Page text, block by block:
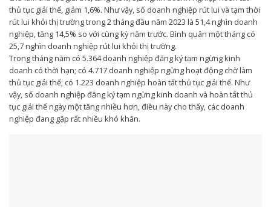
thủ tục giải thể, giảm 1,6%. Như vậy, số doanh nghiệp rút lui và tạm thời
rút lui khỏi thị trường trong 2 tháng đầu năm 2023 là 51,4 nghìn doanh
nghiệp, tăng 14,5% so với cùng kỳ năm trước. Bình quân một tháng có
25,7 nghìn doanh nghiệp rút lui khỏi thị trường.
Trong tháng năm có 5.364 doanh nghiệp đăng ký tạm ngừng kinh
doanh có thời hạn; có 4.717 doanh nghiệp ngừng hoạt động chờ làm
thủ tục giải thể; có 1.223 doanh nghiệp hoàn tất thủ tục giải thể. Như
vậy, số doanh nghiệp đăng ký tạm ngừng kinh doanh và hoàn tất thủ
tục giải thể ngày một tăng nhiều hơn, điều này cho thấy, các doanh
nghiệp đang gặp rất nhiều khó khăn.